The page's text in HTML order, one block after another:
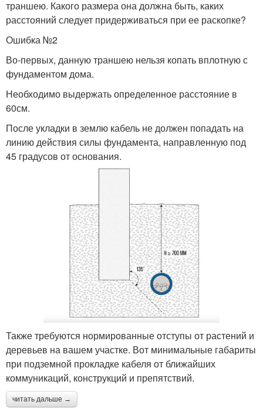
траншею. Какого размера она должна быть, каких
расстояний следует придерживаться при ее раскопке?
Ошибка №2
Во-первых, данную траншею нельзя копать вплотную с
фундаментом дома.
Необходимо выдержать определенное расстояние в
60см.
После укладки в землю кабель не должен попадать на
линию действия силы фундамента, направленную под
45 градусов от основания.
Также требуются нормированные отступы от растений и
деревьев на вашем участке. Вот минимальные габариты
при подземной прокладке кабеля от ближайших
коммуникаций, конструкций и препятствий.
читать дальше →